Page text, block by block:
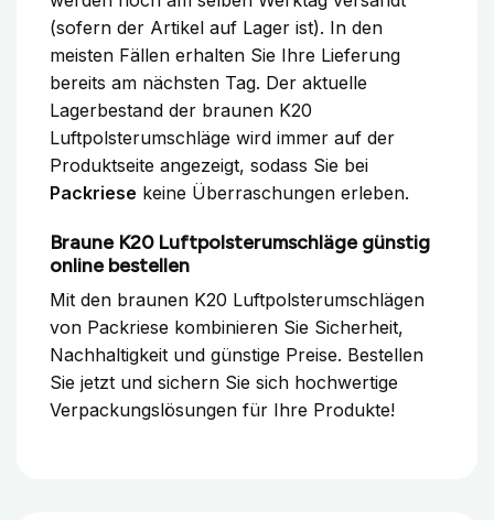
(sofern der Artikel auf Lager ist). In den
meisten Fällen erhalten Sie Ihre Lieferung
bereits am nächsten Tag. Der aktuelle
Lagerbestand der braunen K20
Luftpolsterumschläge wird immer auf der
Produktseite angezeigt, sodass Sie bei
Packriese keine Überraschungen erleben.
Braune K20 Luftpolsterumschläge günstig
online bestellen
Mit den braunen K20 Luftpolsterumschlägen
von Packriese kombinieren Sie Sicherheit,
Nachhaltigkeit und günstige Preise. Bestellen
Sie jetzt und sichern Sie sich hochwertige
Verpackungslösungen für Ihre Produkte!